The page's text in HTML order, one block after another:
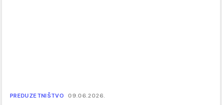
PREDUZETNIŠTVO 09.06.2026.